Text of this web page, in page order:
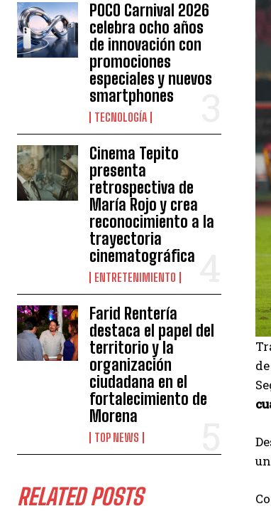
POCO Carnival 2026
celebra ocho años
de innovación con
promociones
especiales y nuevos
smartphones
TECNOLOGÍA
Cinema Tepito
presenta
retrospectiva de
María Rojo y crea
reconocimiento a la
trayectoria
cinematográfica
ENTRETENIMIENTO
Farid Rentería
destaca el papel del
territorio y la
organización
ciudadana en el
fortalecimiento de
Morena
TOP NEWS
RELATED POSTS